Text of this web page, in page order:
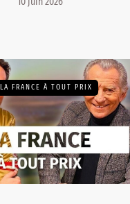
LA FRANCE À TOUT PRIX